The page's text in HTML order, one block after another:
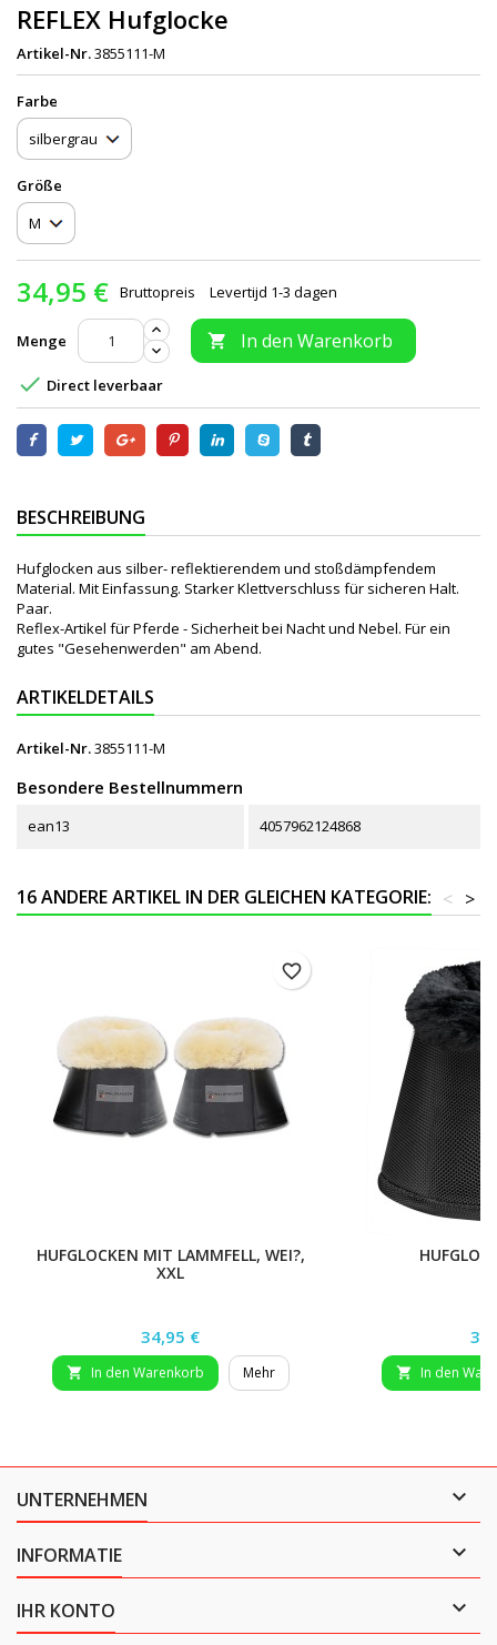
REFLEX Hufglocke
Artikel-Nr.3855111-M
Farbe
Größe
34,95 € Bruttopreis Levertijd 1-3 dagen
Menge  In den Warenkorb
 Direct leverbaar
BESCHREIBUNG
Hufglocken aus silber- reflektierendem und stoßdämpfendem
Material. Mit Einfassung. Starker Klettverschluss für sicheren Halt.
Paar.
Reflex-Artikel für Pferde - Sicherheit bei Nacht und Nebel. Für ein
gutes "Gesehenwerden" am Abend.
ARTIKELDETAILS
Artikel-Nr.3855111-M
Besondere Bestellnummern
ean13 4057962124868
16 ANDERE ARTIKEL IN DER GLEICHEN KATEGORIE: >
<
HUFGLOCKEN MIT LAMMFELL, WEI?,
XXL
Preis
34,95 €
 In den Warenkorb Mehr
favorite_border
 In den
UNTERNEHMEN 
INFORMATIE 
IHR KONTO 